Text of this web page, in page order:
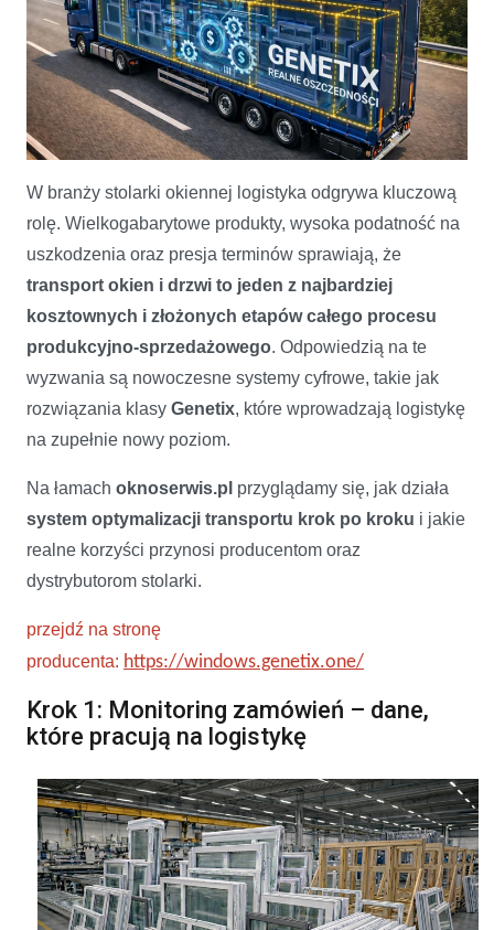
W branży stolarki okiennej logistyka odgrywa kluczową
rolę. Wielkogabarytowe produkty, wysoka podatność na
uszkodzenia oraz presja terminów sprawiają, że
transport okien i drzwi to jeden z najbardziej
kosztownych i złożonych etapów całego procesu
produkcyjno-sprzedażowego. Odpowiedzią na te
wyzwania są nowoczesne systemy cyfrowe, takie jak
rozwiązania klasy Genetix, które wprowadzają logistykę
na zupełnie nowy poziom.
Na łamach oknoserwis.pl przyglądamy się, jak działa
system optymalizacji transportu krok po kroku i jakie
realne korzyści przynosi producentom oraz
dystrybutorom stolarki.
przejdź na stronę
producenta: https://windows.genetix.one/
Krok 1: Monitoring zamówień – dane,
które pracują na logistykę